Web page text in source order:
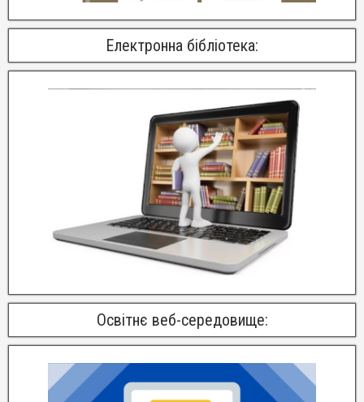
Електронна бібліотека:
Освітнє веб-середовище: